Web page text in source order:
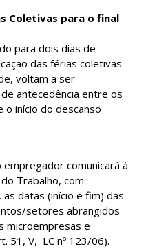
Coletivas para o final
para dois dias de
das férias coletivas.
voltam a ser
antecedência entre os
o início do descanso
empregador comunicará à
Trabalho, com
datas (início e fim) das
setores abrangidos
microempresas e
51, V, LC nº 123/06).